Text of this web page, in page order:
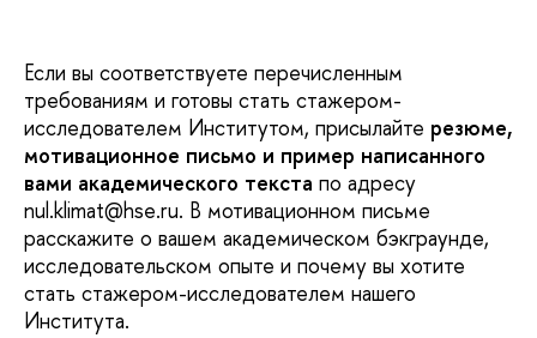
Если вы соответствуете перечисленным
требованиям и готовы стать стажером-
исследователем Институтом, присылайте резюме,
мотивационное письмо и пример написанного
вами академического текста по адресу
nul.klimat@hse.ru. В мотивационном письме
расскажите о вашем академическом бэкграунде,
исследовательском опыте и почему вы хотите
стать стажером-исследователем нашего
Института.